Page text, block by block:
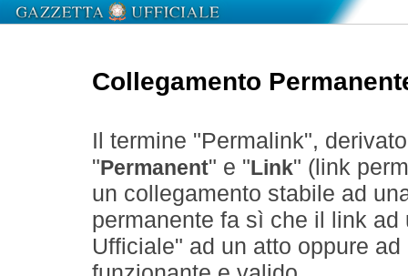
Collegamento
Il termine "Permalink",
" Permanent" e " Link" (link
un collegamento stabile ad
permanente fa sì che il link
Ufficiale" ad un atto oppure